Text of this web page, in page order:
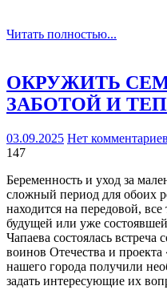
Читать полностью...
ОКРУЖИТЬ
ЗАБОТОЙ И
03.09.2025 Нет комментариев
147
Беременность и уход за
сложный период для обоих
находится на передовой,
будущей или уже
Чапаева состоялась встреча
воинов Отечества и
нашего города получили
задать интересующие их